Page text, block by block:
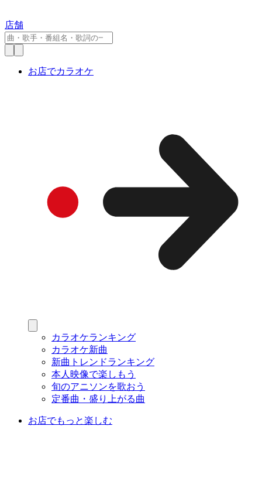
店舗
お店でカラオケ
カラオケランキング
カラオケ新曲
新曲トレンドランキング
本人映像で楽しもう
旬のアニソンを歌おう
定番曲・盛り上がる曲
お店でもっと楽しむ